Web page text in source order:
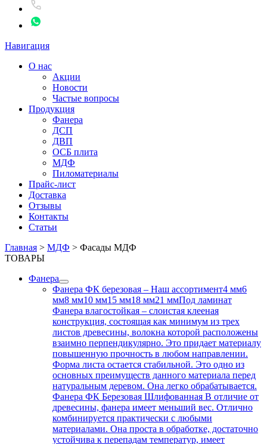
Навигация
О нас
Акции
Новости
Частые вопросы
Продукция
Фанера
ДСП
ДВП
ОСБ плита
МДФ
Пиломатериалы
Прайс-лист
Доставка
Отзывы
Контакты
Статьи
Главная > МДФ > Фасады МДФ
ТОВАРЫ
Фанера
Фанера ФК березовая – Наш ассортимент4 мм6
мм8 мм10 мм15 мм18 мм21 ммПод ламинат
Фанера влагостойкая – слоистая клееная
конструкция, состоящая как минимум из трех
листов древесины, волокна которой расположены
взаимно перпендикулярно. Это придает материалу
повышенную прочность в любом направлении.
Форма листа остается стабильной. Это одно из
основных преимуществ данного материала перед
натуральным деревом. Она легко обрабатывается.
Фанера ФК Березовая Шлифованная В отличие от
древесины, фанера имеет меньший вес. Отлично
комбинируется практически с любыми
материалами. Она проста в обработке, достаточно
устойчива к перепадам температур, имеет